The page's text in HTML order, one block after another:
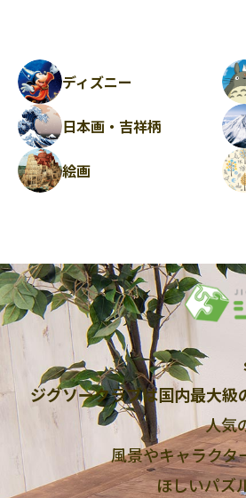
ディズニー
日本画・吉祥柄
絵画
ジグソークラブは国内最大
人気
風景やキャラクタ
ほしいパズ